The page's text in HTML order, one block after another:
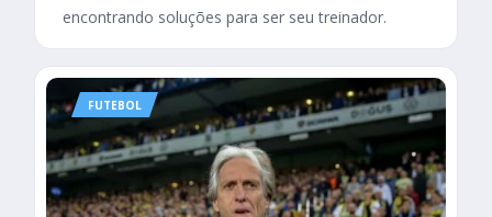
encontrando soluções para ser seu treinador.
FUTEBOL